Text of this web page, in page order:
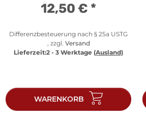
12,50 € *
Differenzbesteuerung nach § 25a USTG
, zzgl. Versand
Lieferzeit:2 - 3 Werktage (Ausland)
WARENKORB